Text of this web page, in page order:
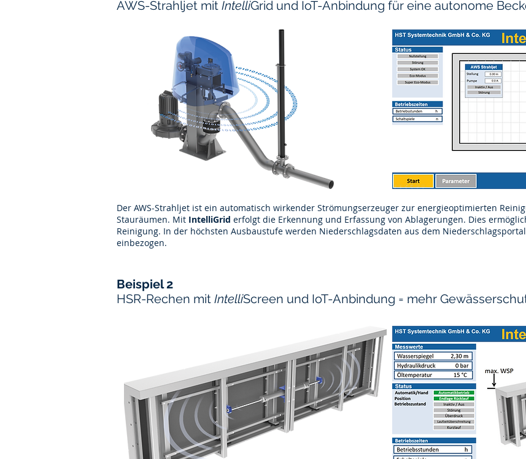
MEHR INFOS
Computer als auch auf mobilen
ist eine freundliche Schriftart.
MEHR INFOS
AWS-Strahljet mit IntelliGrid und IoT-Anbindung für eine autonome
Der AWS-Strahljet ist ein automatisch wirkender Strömungserzeuger zur energieoptimierten
Stauräumen. Mit IntelliGrid erfolgt die Erkennung und Erfassung von Ablagerungen. Dies
Reinigung. In der höchsten Ausbaustufe werden Niederschlagsdaten aus dem Niederschlagsportal
einbezogen.
Beispiel 2
HSR-Rechen mit IntelliScreen und IoT-Anbindung = mehr